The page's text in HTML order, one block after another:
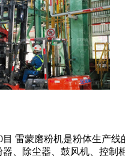
目 雷蒙磨粉机是粉体生产
、除尘器、鼓风机、控制